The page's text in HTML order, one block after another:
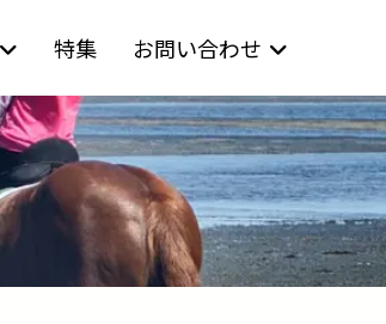
特集 お問い合わせ